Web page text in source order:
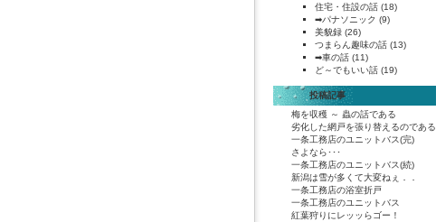
住宅・住設の話 (18)
➡パナソニック (9)
美貌録 (26)
つまらん趣味の話 (13)
➡車の話 (11)
ど～でもいい話 (19)
投稿記事
梅を収穫 ～ 蟲の話である
劣化した網戸を張り替えるのである
一条工務店のユニットバス(完)
さよなら･･･
一条工務店のユニットバス(続)
新潟は雪が多くて大変ねぇ．．
一条工務店の浴室折戸
一条工務店のユニットバス
紅葉狩りにレッッらゴー！